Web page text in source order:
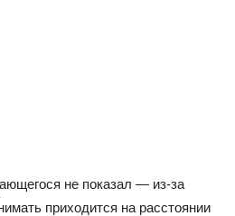
не показал — из-за
приходится на расстоянии